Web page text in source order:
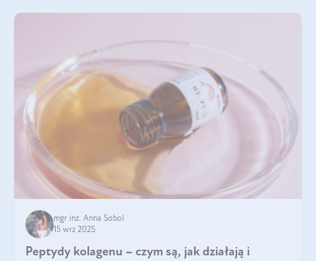
mgr inż. Anna Sobol
15 wrz 2025
Peptydy kolagenu – czym są, jak działają i